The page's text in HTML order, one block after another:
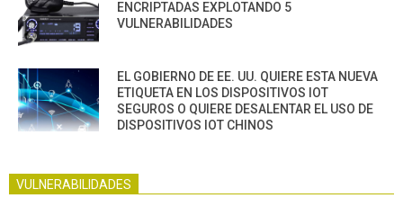
ENCRIPTADAS EXPLOTANDO 5
VULNERABILIDADES
EL GOBIERNO DE EE. UU. QUIERE ESTA NUEVA
ETIQUETA EN LOS DISPOSITIVOS IOT
SEGUROS O QUIERE DESALENTAR EL USO DE
DISPOSITIVOS IOT CHINOS
VULNERABILIDADES